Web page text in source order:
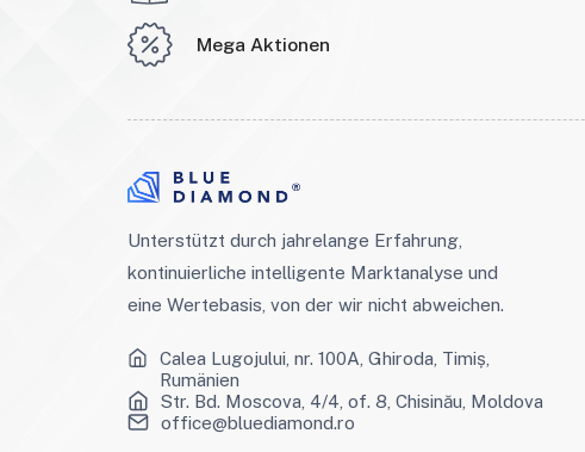
Mega Aktionen
Unterstützt durch jahrelange Erfahrung,
kontinuierliche intelligente Marktanalyse und
eine Wertebasis, von der wir nicht abweichen.
Calea Lugojului, nr. 100A, Ghiroda, Timiș,
Rumänien
Str. Bd. Moscova, 4/4, of. 8, Chisinău, Moldova
office@bluediamond.ro